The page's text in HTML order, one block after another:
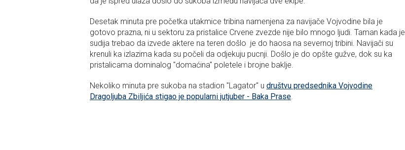
Desetak minuta pre početka utakmice tribina namenjena za navijače Vojvodine bila je
gotovo prazna, ni u sektoru za pristalice Crvene zvezde nije bilo mnogo ljudi. Taman kada je
sudija trebao da izvede aktere na teren došlo je do haosa na severnoj tribini. Navijači su
krenuli ka izlazima kada su počeli da odjekuju pucnji. Došlo je do opšte gužve, dok su ka
pristalicama dominalog "domaćina" poletele i brojne baklje.
Nekoliko minuta pre sukoba na stadion "Lagator" u društvu predsednika Vojvodine
Dragoljuba Zbiljića stigao je popularni jutjuber - Baka Prase